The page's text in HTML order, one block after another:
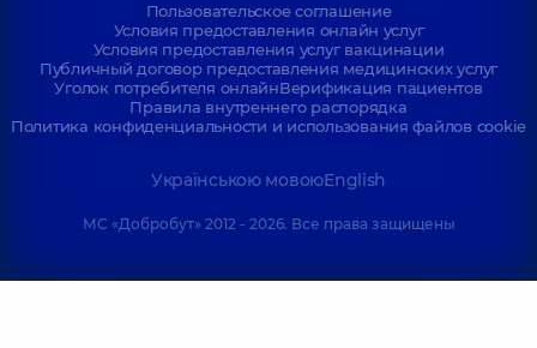
Пользовательское соглашение
Условия предоставления онлайн услуг
Условия предоставления услуг вакцинации
Публичный договор предоставления медицинских услуг
Уголок потребителя онлайнВерификация пациентов
Правила внутреннего распорядка
Политика конфиденциальности и использования файлов cookie
Українською мовоюEnglish
МС «Добробут» 2012 - 2026. Все права защищены